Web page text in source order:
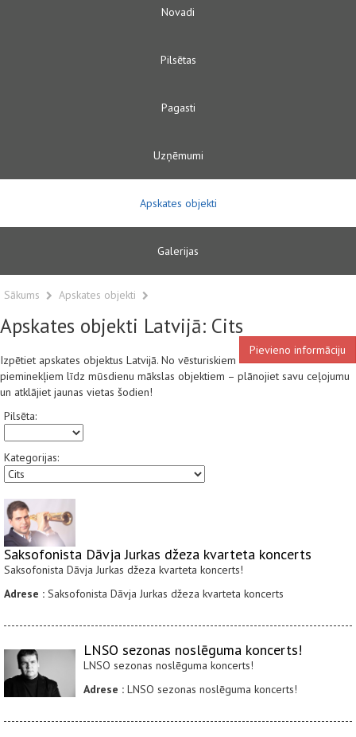
Novadi
Pilsētas
Pagasti
Uzņēmumi
Apskates objekti
Galerijas
Sākums Apskates objekti
Apskates objekti Latvijā: Cits
Pievieno informāciju
Izpētiet apskates objektus Latvijā. No vēsturiskiem
pieminekļiem līdz mūsdienu mākslas objektiem – plānojiet savu ceļojumu
un atklājiet jaunas vietas šodien!
Pilsēta:
Kategorijas:
Saksofonista Dāvja Jurkas džeza kvarteta koncerts
Saksofonista Dāvja Jurkas džeza kvarteta koncerts!
Adrese : Saksofonista Dāvja Jurkas džeza kvarteta koncerts
LNSO sezonas noslēguma koncerts!
LNSO sezonas noslēguma koncerts!
Adrese : LNSO sezonas noslēguma koncerts!